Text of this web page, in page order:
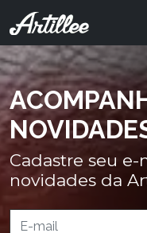
Cadastre seu
novidades da